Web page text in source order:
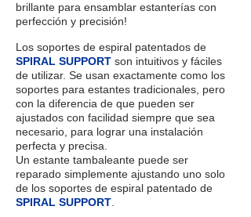
brillante para ensamblar estanterías con
perfección y precisión!
Los soportes de espiral patentados de
SPIRAL SUPPORT son intuitivos y fáciles
de utilizar. Se usan exactamente como los
soportes para estantes tradicionales, pero
con la diferencia de que pueden ser
ajustados con facilidad siempre que sea
necesario, para lograr una instalación
perfecta y precisa.
Un estante tambaleante puede ser
reparado simplemente ajustando uno solo
de los soportes de espiral patentado de
SPIRAL SUPPORT